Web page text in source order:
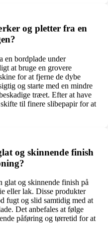
og pletter fra en
en bordplade under
at bruge en grovere
for at fjerne de dybe
og starte med en mindre
træet. Efter at have
til finere slibepapir for at
og skinnende finish
glat og skinnende finish på
eller lak. Disse produkter
fugt og slid samtidig med at
Det anbefales at følge
påføring og tørretid for at